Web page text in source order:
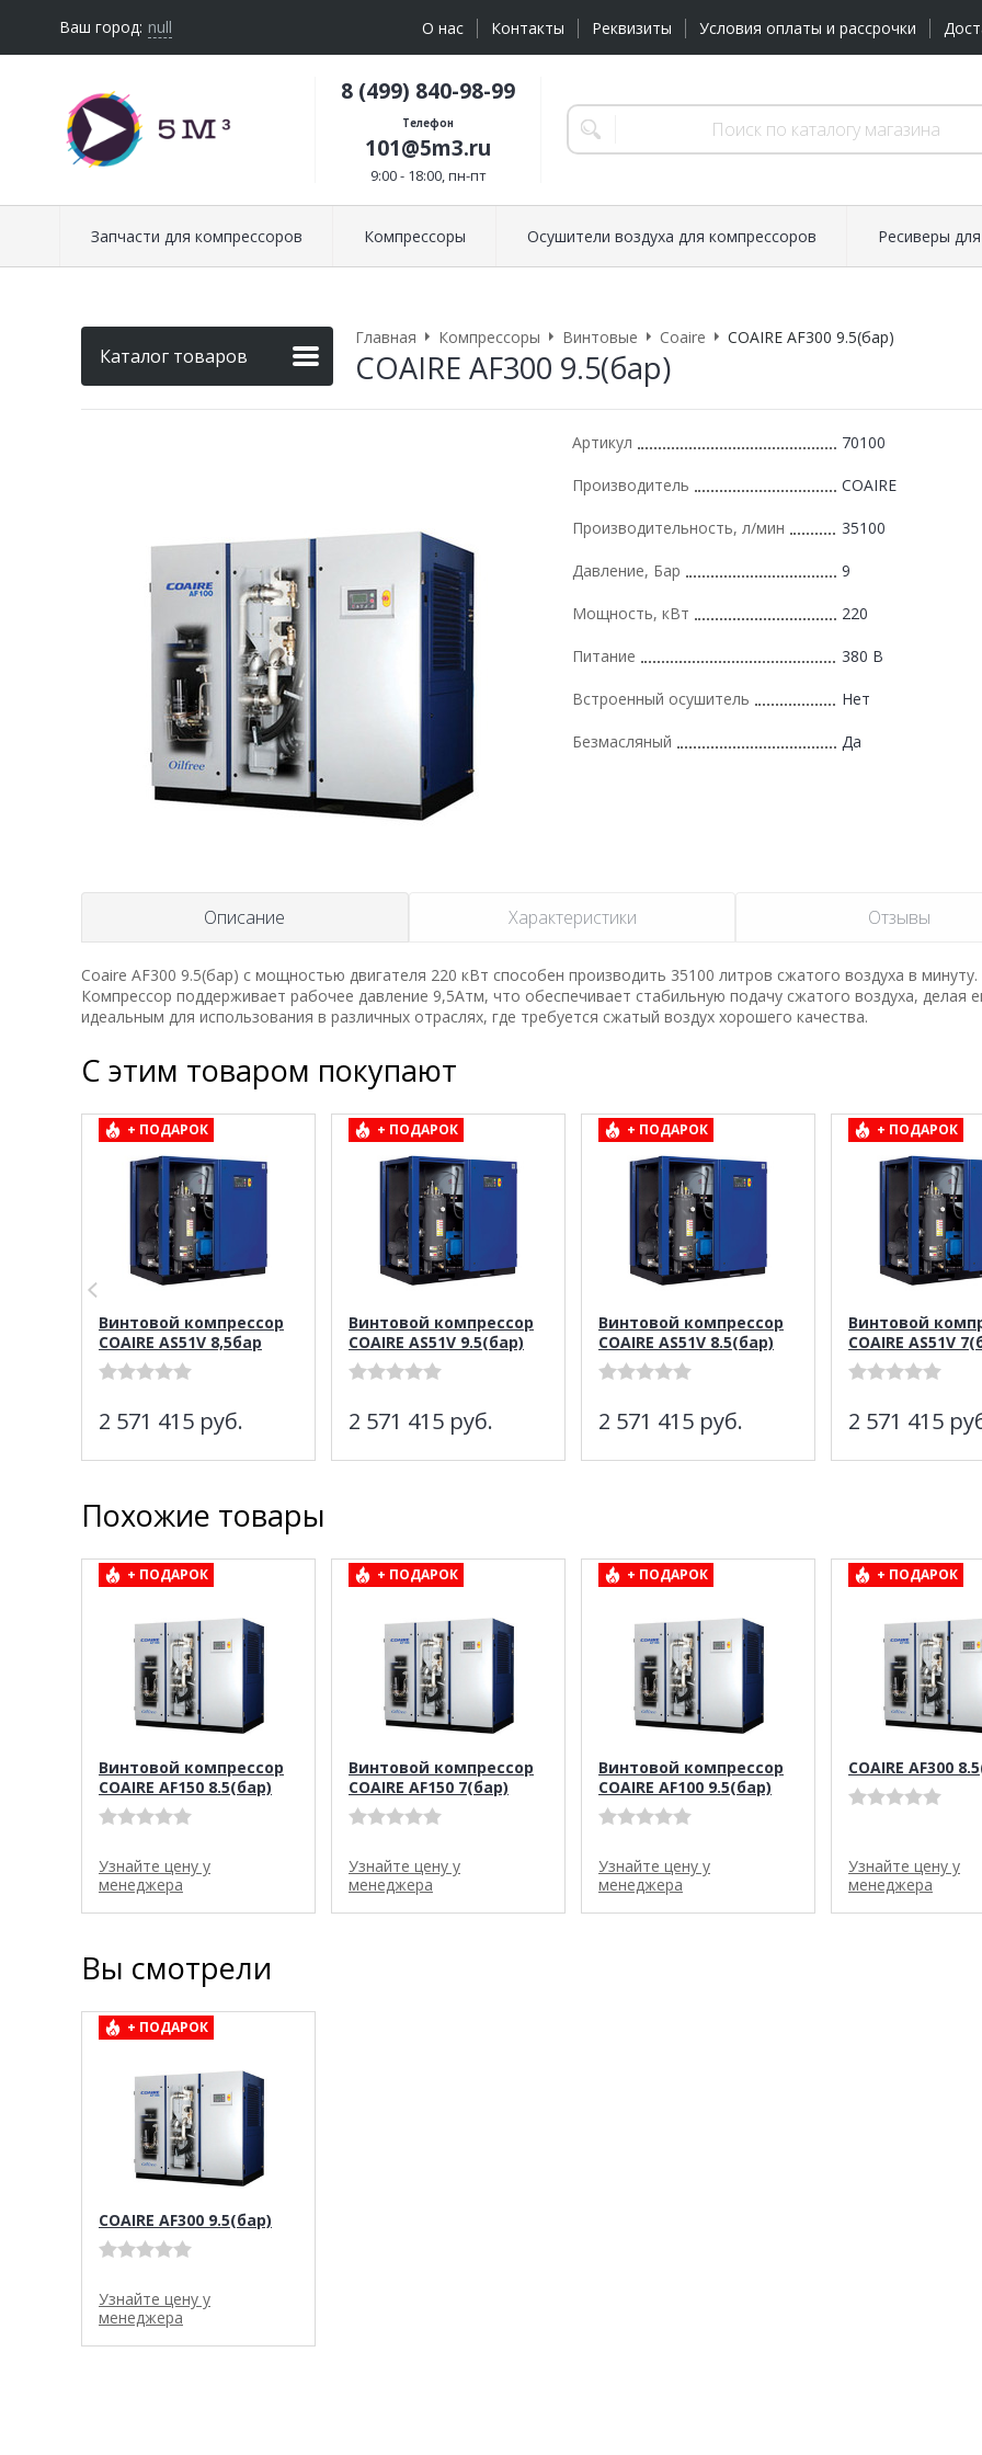
Ваш город: null О нас Контакты Реквизиты Условия оплаты и рассрочки
8 (499) 840-98-99
Телефон
101@5m3.ru
9:00 - 18:00, пн-пт
Запчасти для компрессоров Компрессоры Осушители воздуха для компрессоров Ресиверы
Каталог товаров
Главная Компрессоры Винтовые Coaire COAIRE AF300 9.5(бар)
COAIRE AF300 9.5(бар)
Артикул 70100
Производитель COAIRE
Производительность, л/мин 35100
Давление, Бар 9
Мощность, кВт 220
Питание 380 В
Встроенный осушитель Нет
Безмасляный Да
Описание Характеристики Отзывы
Coaire AF300 9.5(бар) с мощностью двигателя 220 кВт способен производить 35100 литров сжатого воздуха в минуту.
Компрессор поддерживает рабочее давление 9,5Атм, что обеспечивает стабильную подачу сжатого воздуха, делая
идеальным для использования в различных отраслях, где требуется сжатый воздух хорошего качества.
С этим товаром покупают
+ ПОДАРОК
Винтовой компрессор
COAIRE AS51V 8,5бар
2 571 415 руб.
+ ПОДАРОК
Винтовой компрессор
COAIRE AS51V 9.5(бар)
2 571 415 руб.
+ ПОДАРОК
Винтовой компрессор
COAIRE AS51V 8.5(бар)
2 571 415 руб.
+ ПОДАРОК
Винтовой
COAIRE AS51V
2 571 415
Похожие товары
+ ПОДАРОК
Винтовой компрессор
COAIRE AF150 8.5(бар)
Узнайте цену у
менеджера
+ ПОДАРОК
Винтовой компрессор
COAIRE AF150 7(бар)
Узнайте цену у
менеджера
+ ПОДАРОК
Винтовой компрессор
COAIRE AF100 9.5(бар)
Узнайте цену у
менеджера
+ ПОДАРОК
COAIRE AF300
Узнайте цену у
менеджера
Вы смотрели
+ ПОДАРОК
COAIRE AF300 9.5(бар)
Узнайте цену у
менеджера